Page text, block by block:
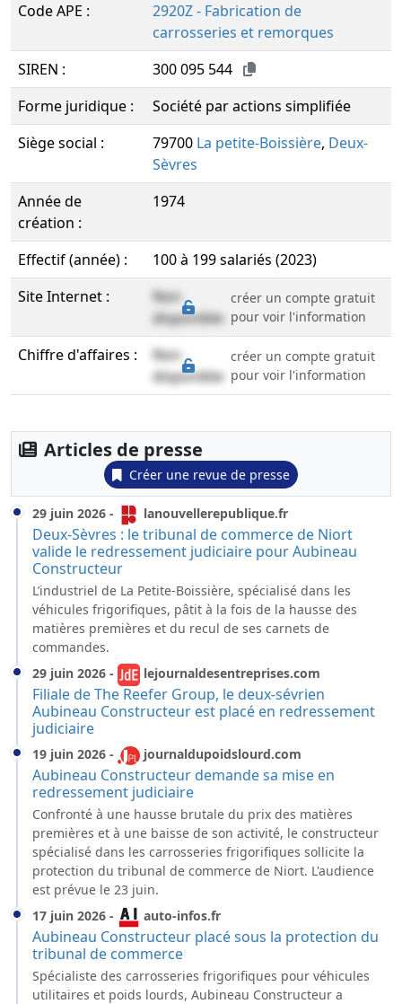
Code APE :
2920Z - Fabrication de
carrosseries et remorques
SIREN :
300 095 544
Forme juridique :
Société par actions simplifiée
Siège social :
79700 La petite-Boissière, Deux-
Sèvres
Année de
création :
1974
Effectif (année) :
100 à 199 salariés (2023)
Site Internet :
Non
disponible
créer un compte gratuit
pour voir l'information
Chiffre d'affaires :
Non
disponible
créer un compte gratuit
pour voir l'information
Articles de presse
Créer une revue de presse
29 juin 2026 - lanouvellerepublique.fr
Deux-Sèvres : le tribunal de commerce de Niort
valide le redressement judiciaire pour Aubineau
Constructeur
L’industriel de La Petite-Boissière, spécialisé dans les
véhicules frigorifiques, pâtit à la fois de la hausse des
matières premières et du recul de ses carnets de
commandes.
29 juin 2026 - lejournaldesentreprises.com
Filiale de The Reefer Group, le deux-sévrien
Aubineau Constructeur est placé en redressement
judiciaire
19 juin 2026 - journaldupoidslourd.com
Aubineau Constructeur demande sa mise en
redressement judiciaire
Confronté à une hausse brutale du prix des matières
premières et à une baisse de son activité, le constructeur
spécialisé dans les carrosseries frigorifiques sollicite la
protection du tribunal de commerce de Niort. L'audience
est prévue le 23 juin.
17 juin 2026 - auto-infos.fr
Aubineau Constructeur placé sous la protection du
tribunal de commerce
Spécialiste des carrosseries frigorifiques pour véhicules
utilitaires et poids lourds, Aubineau Constructeur a